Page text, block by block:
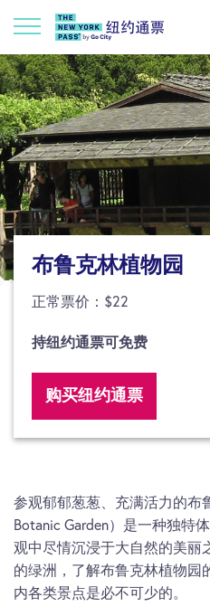
布鲁克林植物园
正常票价：$22
持纽约通票可免费
购买纽约通票
参观郁郁葱葱、充满活力的布
Botanic Garden）是一种独特
观中尽情沉浸于大自然的美丽
的绿洲，了解布鲁克林植物园
内各类景点是必不可少的。